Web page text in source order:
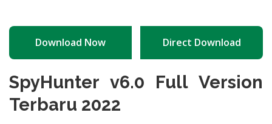
Download Now Direct Download
SpyHunter v6.0 Full Version
Terbaru 2022